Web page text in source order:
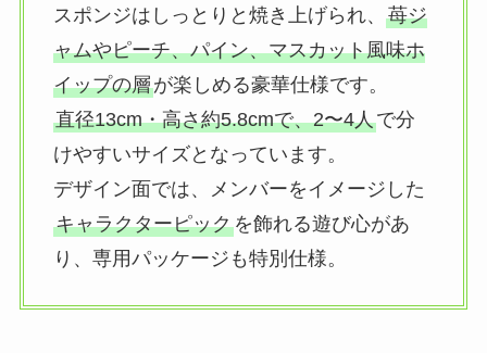
スポンジはしっとりと焼き上げられ、 苺ジ
ャムやピーチ、パイン、マスカット風味ホ
イップの層が楽しめる豪華仕様です。
直径13cm・高さ約5.8cmで、2〜4人で分
けやすいサイズとなっています。
デザイン面では、メンバーをイメージした
キャラクターピックを飾れる遊び心があ
り、専用パッケージも特別仕様。